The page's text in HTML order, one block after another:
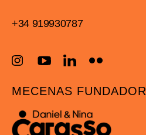
+34 919930787
MECENAS FUNDADOR